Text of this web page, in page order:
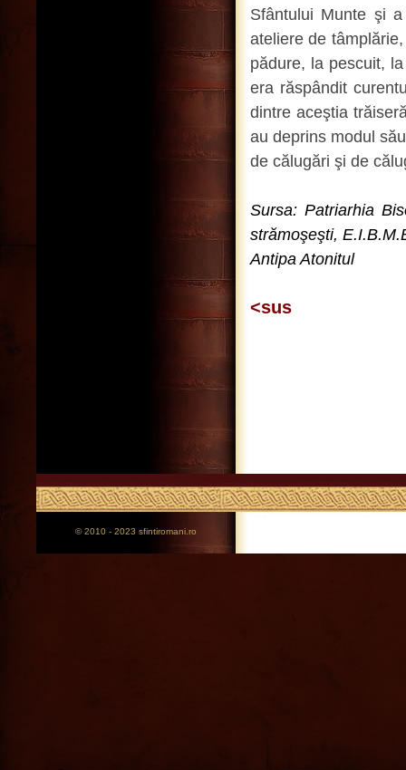
Sfântului Munte şi
ateliere de
pădure, la pescuit,
era răspândit
dintre aceştia
au deprins modul
de călugări şi de
Sursa: Patriarhia
strămoşeşti,
Antipa Atonitul
<sus
© 2010 - 2023 sfintiromani.ro